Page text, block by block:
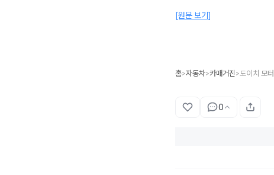
[원문 보기]
홈>자동차>카매거진 >
0